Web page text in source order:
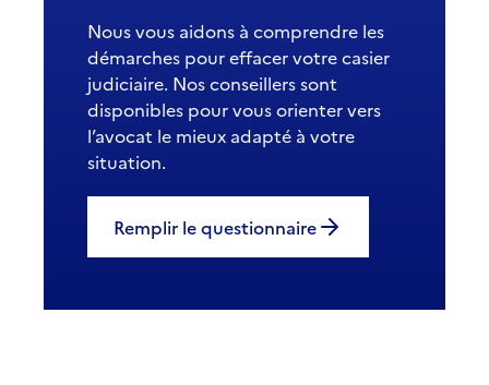
Nous vous aidons à comprendre les
démarches pour effacer votre casier
judiciaire. Nos conseillers sont
disponibles pour vous orienter vers
l’avocat le mieux adapté à votre
situation.
Remplir le questionnaire